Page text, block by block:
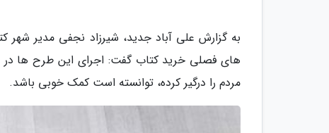
به گزارش علی آباد جدید، شیرزاد نجفی مدیر شهر
های فصلی خرید کتاب گفت: اجرای این طرح ها
مردم را درگیر کرده، توانسته است کمک خوبی باشد.